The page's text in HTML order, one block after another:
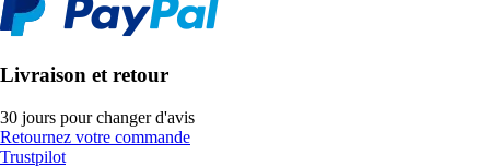
Livraison et retour
30 jours pour changer d'avis
Retournez votre commande
Trustpilot